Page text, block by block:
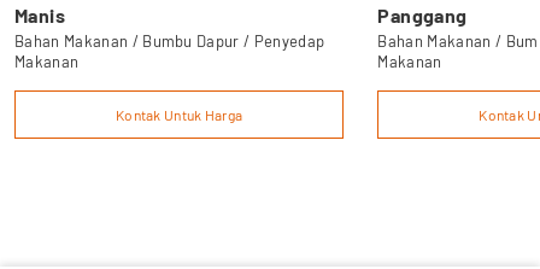
Manis
Bahan Makanan / Bumbu Dapur / Penyedap
Makanan
Kontak Untuk Harga
Panggang
Bahan Makanan /
Makanan
Kontak